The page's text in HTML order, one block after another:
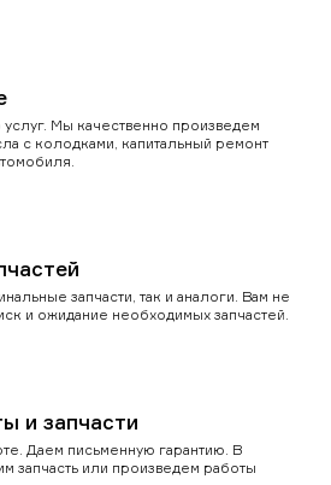
Мы качественно произведем
с колодками, капитальный ремонт
запчасти, так и аналоги. Вам не
и ожидание необходимых запчастей.
и запчасти
Даем письменную гарантию. В
запчасть или произведем работы